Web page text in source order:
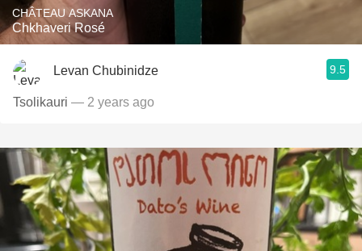
CHÂTEAU ASKANA
Chkhaveri Rosé
Levan Chubinidze 9.5
Tsolikauri — 2 years ago